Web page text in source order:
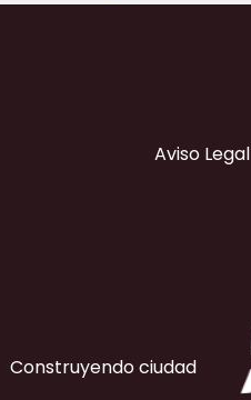
Aviso Legal
Construyendo ciudad